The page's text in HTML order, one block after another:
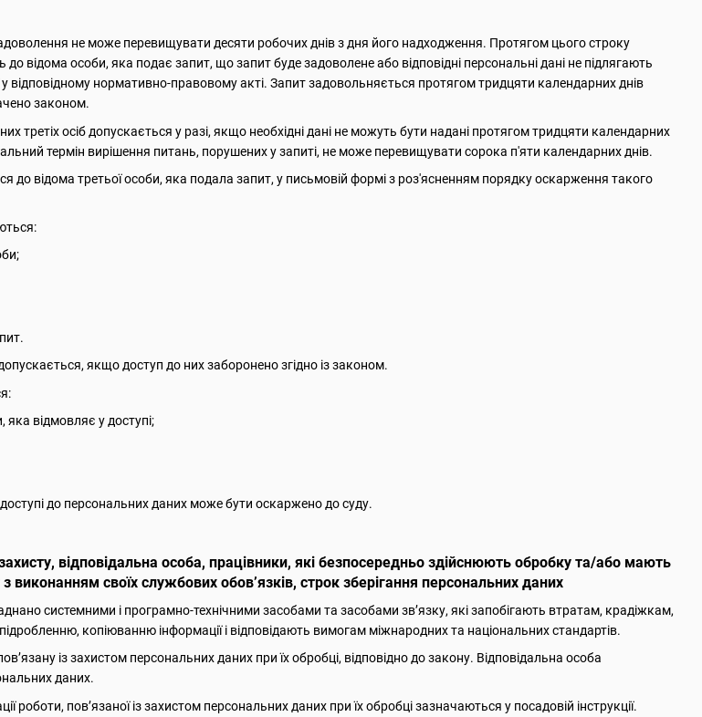
не може перевищувати десяти робочих днів з дня його надходження. Протягом цього строку
відома особи, яка подає запит, що запит буде задоволене або відповідні персональні дані не підлягають
відповідному нормативно-правовому акті. Запит задовольняється протягом тридцяти календарних днів
законом.
третіх осіб допускається у разі, якщо необхідні дані не можуть бути надані протягом тридцяти календарних
термін вирішення питань, порушених у запиті, не може перевищувати сорока п'яти календарних днів.
до відома третьої особи, яка подала запит, у письмовій формі з роз'ясненням порядку оскарження такого
якщо доступ до них заборонено згідно із законом.
яка відмовляє у доступі;
до персональних даних може бути оскаржено до суду.
відповідальна особа, працівники, які безпосередньо здійснюють обробку та/або мають
виконанням своїх службових обов’язків, строк зберігання персональних даних
системними і програмно-технічними засобами та засобами зв’язку, які запобігають втратам, крадіжкам,
копіюванню інформації і відповідають вимогам міжнародних та національних стандартів.
із захистом персональних даних при їх обробці, відповідно до закону. Відповідальна особа
даних.
роботи, пов’язаної із захистом персональних даних при їх обробці зазначаються у посадовій інструкції.